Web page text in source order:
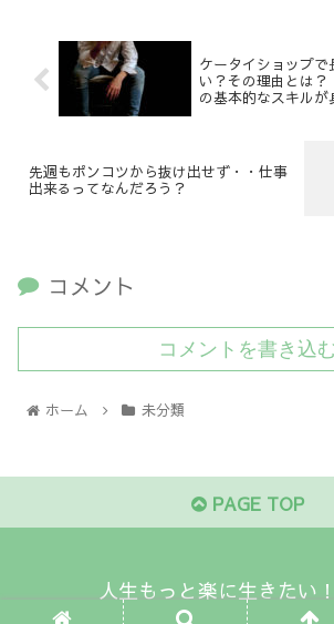
ケータイショップ
い？その理由とは
の基本的なスキルが
先週もポンコツから抜け出せず・・仕事
出来るってなんだろう？
コメント
コメントを書き込
ホーム 未分類
PAGE TOP
人生もっと楽に生きたい！